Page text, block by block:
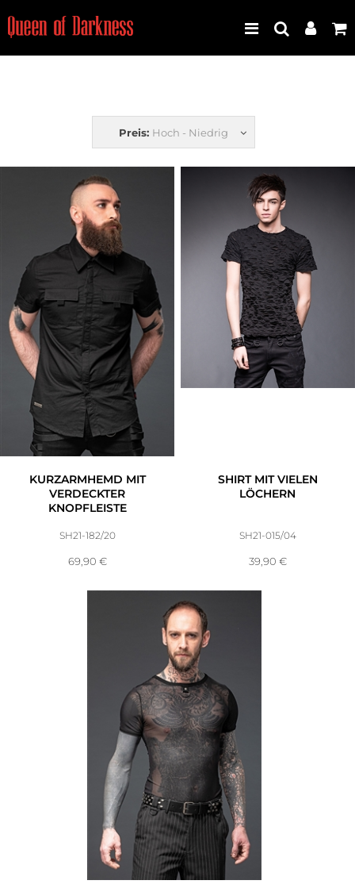
Plus Size
Store Leipzig
Accessoires
Sale
Gutscheine
Preis: Hoch - Niedrig
KURZARMHEMD MIT
VERDECKTER
KNOPFLEISTE
SH21-182/20
69,90 €
SHIRT MIT VIELEN
LÖCHERN
SH21-015/04
39,90 €